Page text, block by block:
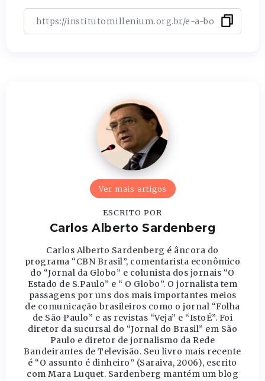
Ver mais artigos
ESCRITO POR
Carlos Alberto Sardenberg
Carlos Alberto Sardenberg é âncora do
programa “CBN Brasil”, comentarista econômico
do “Jornal da Globo” e colunista dos jornais “O
Estado de S.Paulo” e “ O Globo”. O jornalista tem
passagens por uns dos mais importantes meios
de comunicação brasileiros como o jornal “Folha
de São Paulo” e as revistas “Veja” e “IstoÉ”. Foi
diretor da sucursal do “Jornal do Brasil” em São
Paulo e diretor de jornalismo da Rede
Bandeirantes de Televisão. Seu livro mais recente
é “O assunto é dinheiro” (Saraiva, 2006), escrito
com Mara Luquet. Sardenberg mantém um blog